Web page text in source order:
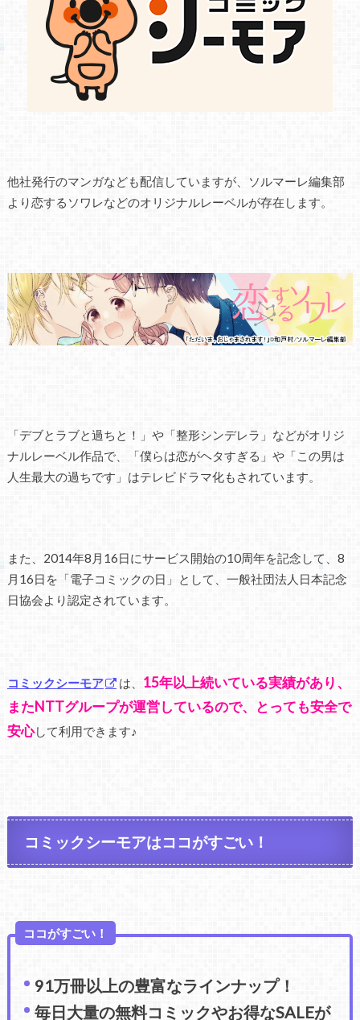
他社発行のマンガなども配信していますが、ソルマーレ編集部
より恋するソワレなどのオリジナルレーベルが存在します。
「デブとラブと過ちと！」や「整形シンデレラ」などがオリジ
ナルレーベル作品で、「僕らは恋がヘタすぎる」や「この男は
人生最大の過ちです」はテレビドラマ化もされています。
また、2014年8月16日にサービス開始の10周年を記念して、8
月16日を「電子コミックの日」として、一般社団法人日本記念
日協会より認定されています。
コミックシーモア は、 15年以上続いている実績があり、
またNTTグループが運営しているので、とっても安全で
安心して利用できます♪
コミックシーモアはココがすごい！
ココがすごい！
91万冊以上の豊富なラインナップ！
毎日大量の無料コミックやお得なSALEが